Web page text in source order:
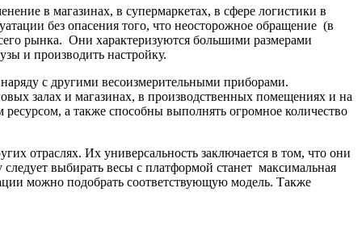
в магазинах, в супермаркетах, в сфере логистики в
без опасения того, что неосторожное обращение (в
рынка. Они характеризуются большими размерами
и производить настройку.
с другими весоизмерительными приборами.
залах и магазинах, в производственных помещениях и на
а также способны выполнять огромное количество
отраслях. Их универсальность заключается в том, что они
выбирать весы с платформой станет максимальная
можно подобрать соответствующую модель. Также